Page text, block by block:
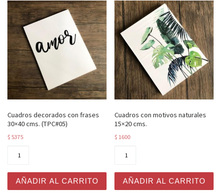
Cuadros decorados con frases
30×40 cms. (TPC#05)
$ 5375
AÑADIR AL CARRITO
Cuadros con motivos naturales
15×20 cms.
$ 1600
AÑADIR AL CARRITO